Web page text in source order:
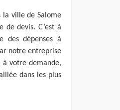
la ville de Salome
de devis. C’est à
des dépenses à
notre entreprise
à votre demande,
dans les plus